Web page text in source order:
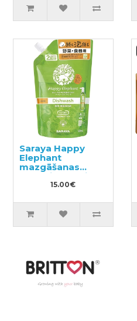
Saraya Happy
Elephant
mazgāšanas
līdzeklis traukiem,
dārzeņiem un
500ml
15.00€